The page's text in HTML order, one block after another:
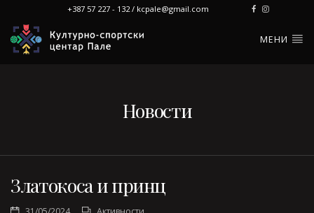
+387 57 227 - 132 / kcpale@gmail.com
МЕНИ
Новости
Златокоса и принц